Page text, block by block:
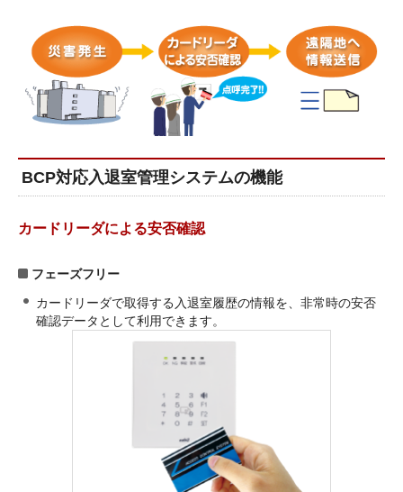
BCP対応入退室管理システムの機能
カードリーダによる安否確認
フェーズフリー
カードリーダで取得する入退室履歴の情報を、非常時の安否
確認データとして利用できます。